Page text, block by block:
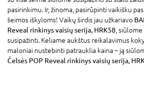
pasirinkimu. Ir, žinoma, pasirūpinti vaikišku
šeimos iškyloms! Vaikų širdis jau užkariavo
Reveal rinkinys vaisių serija, HRK58 ,
susipažinti. Keliame aukštus reikalavimus
maloniai nustebinti patrauklia kaina – ją
Čelsės POP Reveal rinkinys vaisių serija,